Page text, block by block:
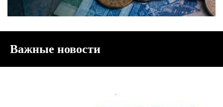
Важные новости